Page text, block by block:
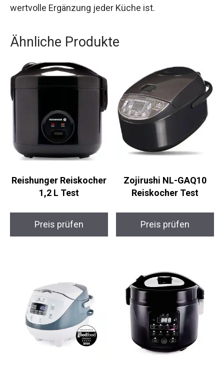
wertvolle Ergänzung jeder Küche ist.
Ähnliche Produkte
Reishunger Reiskocher
1,2 L Test
Preis prüfen
Zojirushi NL-GAQ10
Reiskocher Test
Preis prüfen